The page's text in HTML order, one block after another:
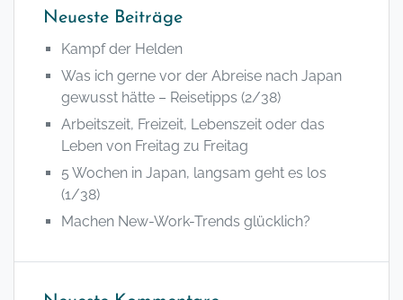
Neueste Beiträge
Kampf der Helden
Was ich gerne vor der Abreise nach Japan
gewusst hätte – Reisetipps (2/38)
Arbeitszeit, Freizeit, Lebenszeit oder das
Leben von Freitag zu Freitag
5 Wochen in Japan, langsam geht es los
(1/38)
Machen New-Work-Trends glücklich?